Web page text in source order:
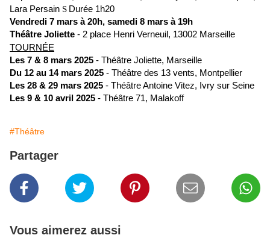
Lara Persain S Durée 1h20
Vendredi 7 mars à 20h, samedi 8 mars à 19h
Théâtre Joliette - 2 place Henri Verneuil, 13002 Marseille
TOURNÉE
Les 7 & 8 mars 2025 - Théâtre Joliette, Marseille
Du 12 au 14 mars 2025 - Théâtre des 13 vents, Montpellier
Les 28 & 29 mars 2025 - Théâtre Antoine Vitez, Ivry sur Seine
Les 9 & 10 avril 2025 - Théâtre 71, Malakoff
#Théâtre
Partager
Vous aimerez aussi